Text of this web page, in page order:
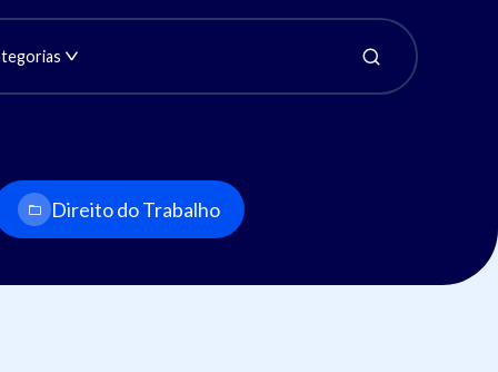
Direito do Trabalho